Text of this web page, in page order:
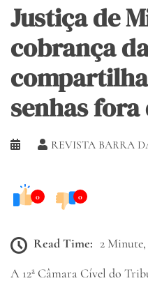
Justiça de
cobrança
senhas
REVISTA BARRA
0 0
Read Time: 2 Minute,
A 12ª Câmara Cível do